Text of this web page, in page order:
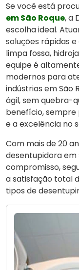
Se você está
em São Roque, a
escolha ideal.
soluções rápidas
limpa fossa,
equipe é
modernos para
indústrias em São
ágil, sem quebra-
benefício, sempre
e a excelência no
Com mais de 20
desentupidora em
compromisso,
a satisfação total
tipos de